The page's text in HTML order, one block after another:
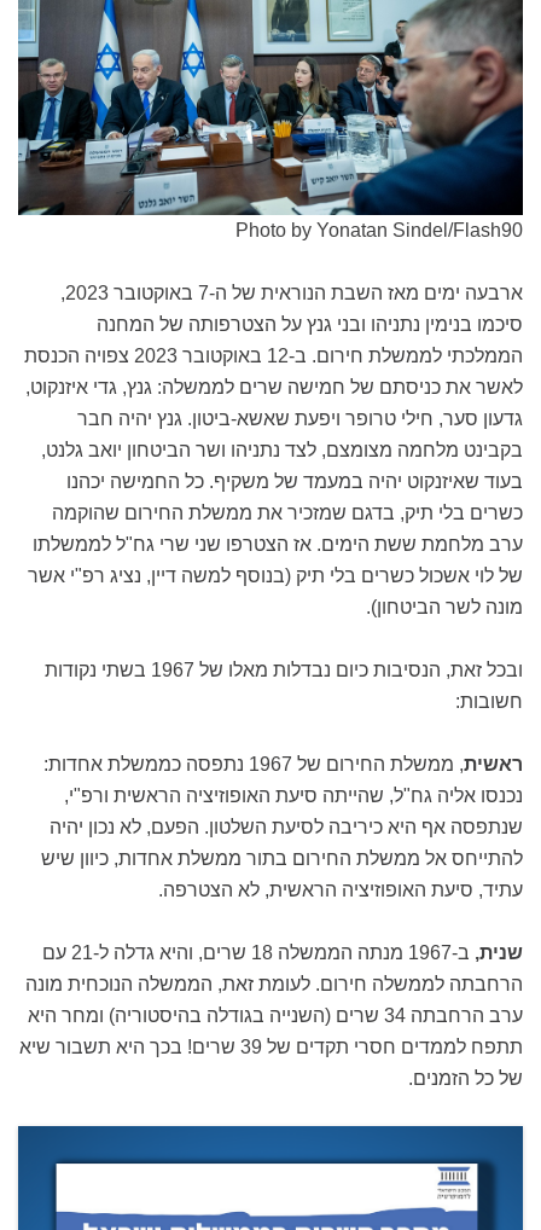
Photo by Yonatan Sindel/Flash90
ארבעה ימים מאז השבת הנוראית של ה-7 באוקטובר 2023,
סיכמו בנימין נתניהו ובני גנץ על הצטרפותה של המחנה
הממלכתי לממשלת חירום. ב-12 באוקטובר 2023 צפויה הכנסת
לאשר את כניסתם של חמישה שרים לממשלה: גנץ, גדי איזנקוט,
גדעון סער, חילי טרופר ויפעת שאשא-ביטון. גנץ יהיה חבר
בקבינט מלחמה מצומצם, לצד נתניהו ושר הביטחון יואב גלנט,
בעוד שאיזנקוט יהיה במעמד של משקיף. כל החמישה יכהנו
כשרים בלי תיק, בדגם שמזכיר את ממשלת החירום שהוקמה
ערב מלחמת ששת הימים. אז הצטרפו שני שרי גח"ל לממשלתו
של לוי אשכול כשרים בלי תיק (בנוסף למשה דיין, נציג רפ"י אשר
מונה לשר הביטחון).
ובכל זאת, הנסיבות כיום נבדלות מאלו של 1967 בשתי נקודות
חשובות:
ראשית
, ממשלת החירום של 1967 נתפסה כממשלת אחדות:
נכנסו אליה גח"ל, שהייתה סיעת האופוזיציה הראשית ורפ"י,
שנתפסה אף היא כיריבה לסיעת השלטון. הפעם, לא נכון יהיה
להתייחס אל ממשלת החירום בתור ממשלת אחדות, כיוון שיש
עתיד, סיעת האופוזיציה הראשית, לא הצטרפה.
שנית,
ב-1967 מנתה הממשלה 18 שרים, והיא גדלה ל-21 עם
הרחבתה לממשלה חירום. לעומת זאת, הממשלה הנוכחית מונה
ערב הרחבתה 34 שרים (השנייה בגודלה בהיסטוריה) ומחר היא
תתפח לממדים חסרי תקדים של 39 שרים! בכך היא תשבור שיא
של כל הזמנים.